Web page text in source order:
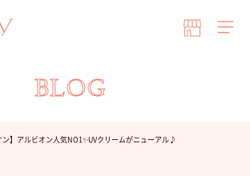
BLOG
ン】アルビオン人気NO1✨UVクリームがニューアル♪